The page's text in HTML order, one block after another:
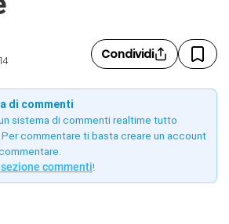
Condividi
di commenti
sistema di commenti realtime tutto
commentare ti basta creare un account
commenti!